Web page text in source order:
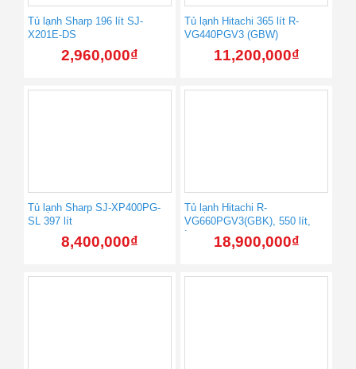
Tủ lạnh Sharp 196 lít SJ-
X201E-DS
2,960,000₫
Tủ lạnh Hitachi 365 lít R-
VG440PGV3 (GBW)
11,200,000₫
Tủ lạnh Sharp SJ-XP400PG-
SL 397 lít
8,400,000₫
Tủ lạnh Hitachi R-
VG660PGV3(GBK), 550 lít,
Inverter18,900,000₫